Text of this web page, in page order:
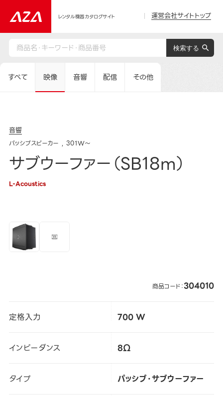
レンタル機器カタログサイト 運営会社サイトトップ
すべて 映像 音響 配信 その他
音響
パッシブスピーカー 301W～
サブウーファー（SB18m）
L-Acoustics
商品コード：304010
定格入力 700 W
インピーダンス 8Ω
タイプ パッシブ・サブウーファー